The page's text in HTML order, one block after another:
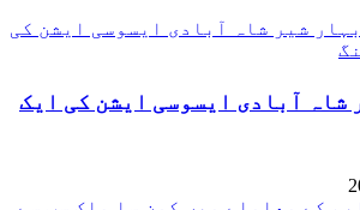
شاہ آبادی ایسوسی ایشن کی ایک